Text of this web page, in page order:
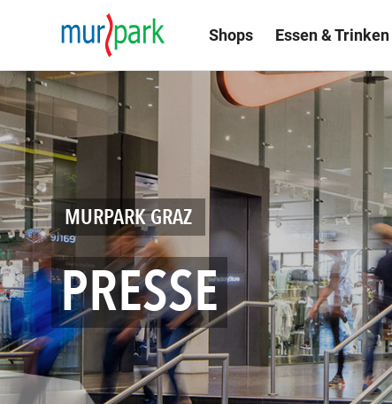
Shops Essen & Trinken
MURPARK GRAZ
PRESSE